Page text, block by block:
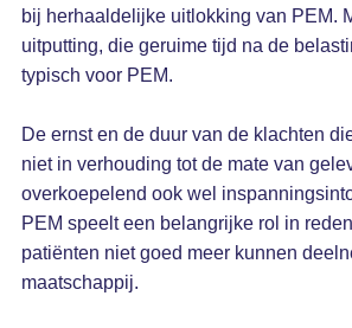
bij herhaaldelijke uitlokking van PEM.
uitputting, die geruime tijd na de
typisch voor PEM.
De ernst en de duur van de klachten
niet in verhouding tot de mate van
overkoepelend ook wel
PEM speelt een belangrijke rol in
patiënten niet goed meer kunnen
maatschappij.